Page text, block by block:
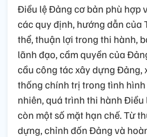
Điều lệ Đảng cơ bản phù hợp
các quy định, hướng dẫn của
thể, thuận lợi trong thi hành,
lãnh đạo, cầm quyền của
cầu công tác xây dựng Đảng,
thống chính trị trong tình hình
nhiên, quá trình thi hành Điều
còn một số mặt hạn chế. Từ
dựng, chỉnh đốn Đảng và